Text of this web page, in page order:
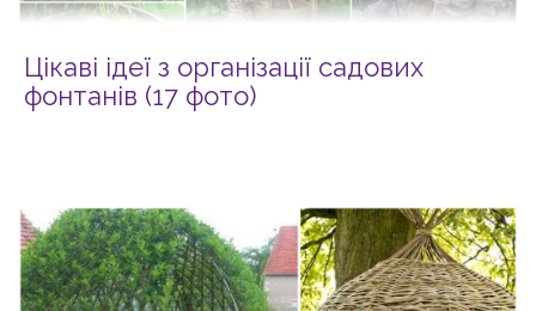
Цікаві ідеї з організації садових
фонтанів (17 фото)